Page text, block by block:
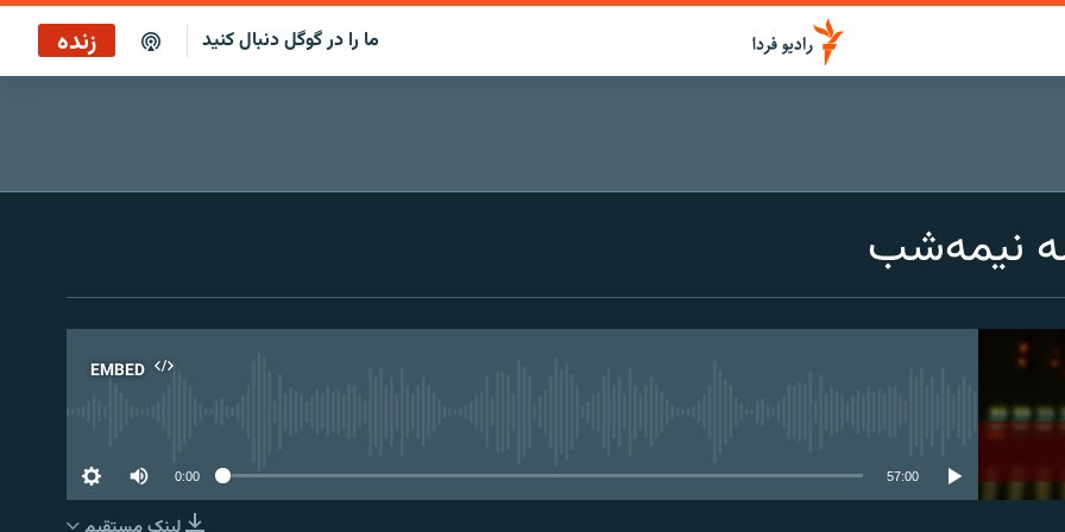
ما را در گوگل دنبال کنید زنده
نیمه‌شب
EMBED
0:00 57:00